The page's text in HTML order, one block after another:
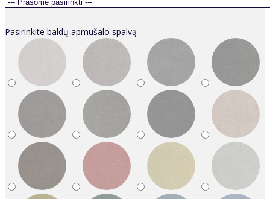
Pasirinkite baldų apmušalo spalvą :